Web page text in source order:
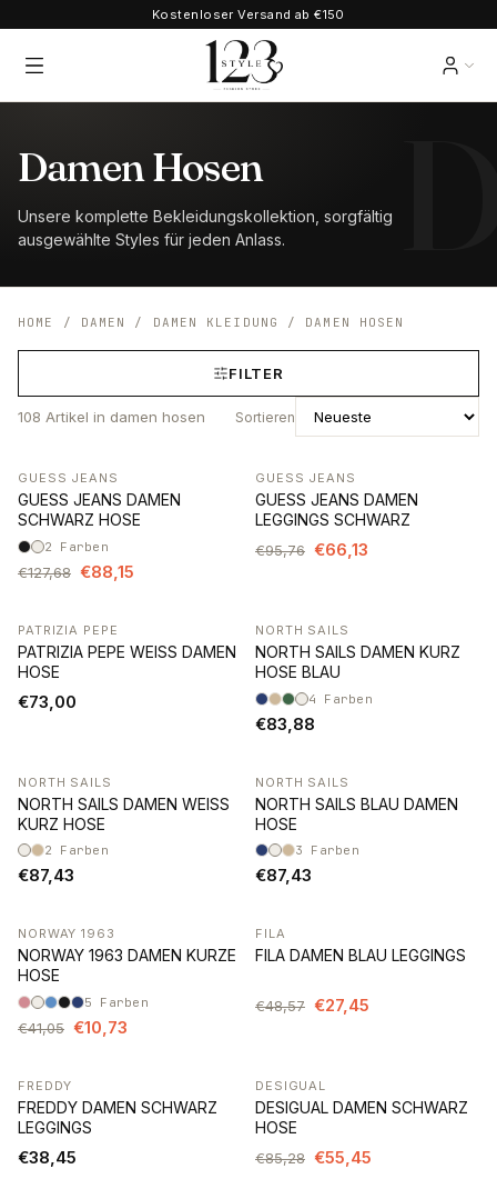
Kostenloser Versand ab €150
Damen Hosen
Unsere komplette Bekleidungskollektion, sorgfältig
ausgewählte Styles für jeden Anlass.
HOME / DAMEN / DAMEN KLEIDUNG / DAMEN HOSEN
FILTER
108 Artikel in damen hosen Sortieren
-31%
GUESS JEANS
GUESS JEANS DAMEN
SCHWARZ HOSE
2 Farben
€127,68 €88,15
-31%
GUESS JEANS
GUESS JEANS DAMEN
LEGGINGS SCHWARZ
€95,76 €66,13
PATRIZIA PEPE
PATRIZIA PEPE WEISS DAMEN
HOSE
€73,00
NORTH SAILS
NORTH SAILS DAMEN KURZ
HOSE BLAU
4 Farben
€83,88
NORTH SAILS
NORTH SAILS DAMEN WEISS
KURZ HOSE
2 Farben
€87,43
NORTH SAILS
NORTH SAILS BLAU DAMEN
HOSE
3 Farben
€87,43
-74%
NORWAY 1963
NORWAY 1963 DAMEN KURZE
HOSE
5 Farben
€41,05 €10,73
-43%
FILA
FILA DAMEN BLAU LEGGINGS
€48,57 €27,45
FREDDY
FREDDY DAMEN SCHWARZ
LEGGINGS
€38,45
-35%
DESIGUAL
DESIGUAL DAMEN SCHWARZ
HOSE
€85,28 €55,45